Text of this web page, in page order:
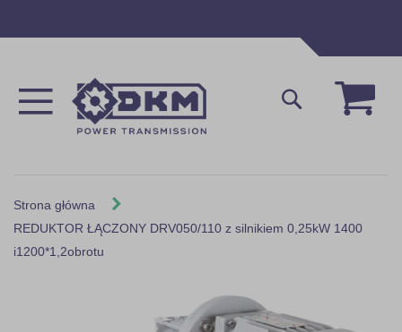
Mój
Szukaj
Strona główna
REDUKTOR ŁĄCZONY DRV050/110 z silnikiem 0,25kW 1400
i1200*1,2obrotu